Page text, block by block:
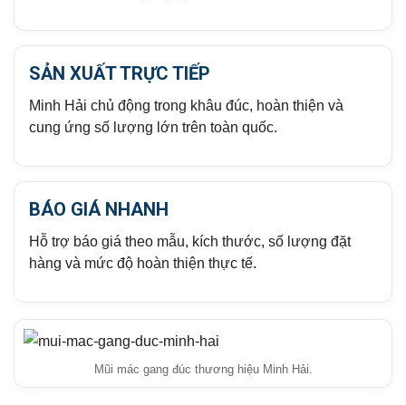
SẢN XUẤT TRỰC TIẾP
Minh Hải chủ động trong khâu đúc, hoàn thiện và
cung ứng số lượng lớn trên toàn quốc.
BÁO GIÁ NHANH
Hỗ trợ báo giá theo mẫu, kích thước, số lượng đặt
hàng và mức độ hoàn thiện thực tế.
Mũi mác gang đúc thương hiệu Minh Hải.